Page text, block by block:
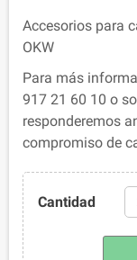
Accesorios para
OKW
Para más
917 21 60 10 o
responderemos
compromiso de
Cantidad